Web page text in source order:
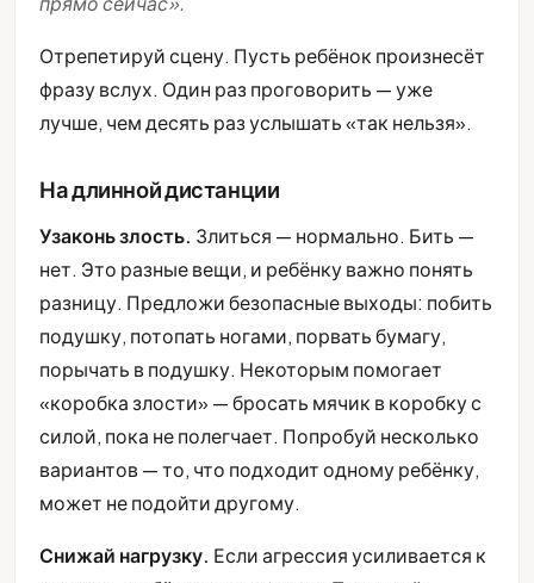
Отрепетируй сцену. Пусть ребёнок произнесёт
фразу вслух. Один раз проговорить — уже
лучше, чем десять раз услышать «так нельзя».
На длинной дистанции
Узаконь злость. Злиться — нормально. Бить —
нет. Это разные вещи, и ребёнку важно понять
разницу. Предложи безопасные выходы: побить
подушку, потопать ногами, порвать бумагу,
порычать в подушку. Некоторым помогает
«коробка злости» — бросать мячик в коробку с
силой, пока не полегчает. Попробуй несколько
вариантов — то, что подходит одному ребёнку,
может не подойти другому.
Снижай нагрузку. Если агрессия усиливается к